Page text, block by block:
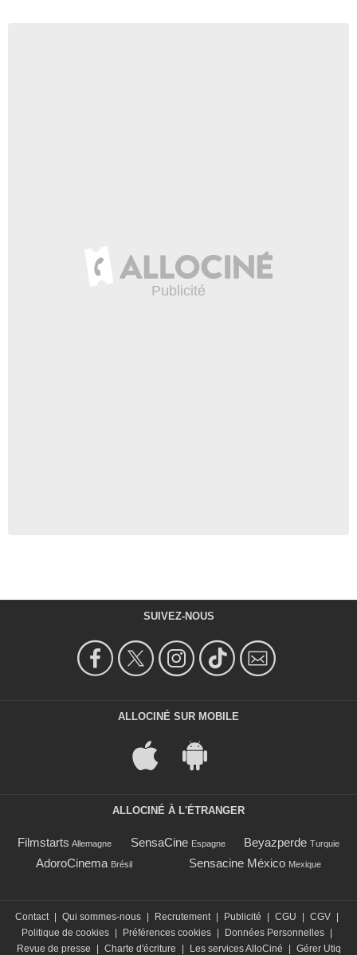
SUIVEZ-NOUS
ALLOCINÉ SUR MOBILE
ALLOCINÉ À L'ÉTRANGER
Filmstarts Allemagne SensaCine Espagne Beyazperde Turquie
AdoroCinema Brésil Sensacine México Mexique
Contact Qui sommes-nous Recrutement Publicité CGU CGV
Politique de cookies
Préférences cookies Données Personnelles
Revue de presse
Charte d'écriture Les services AlloCiné Gérer Utiq